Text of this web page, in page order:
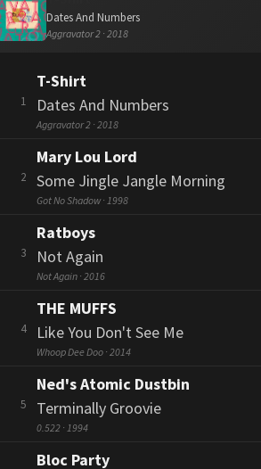
Dates And Numbers
Aggravator 2 · 2018
1
T-Shirt
Dates And Numbers
Aggravator 2 · 2018
2
Mary Lou Lord
Some Jingle Jangle Morning
Got No Shadow · 1998
3
Ratboys
Not Again
Not Again · 2016
4
THE MUFFS
Like You Don't See Me
Whoop Dee Doo · 2014
5
Ned's Atomic Dustbin
Terminally Groovie
0.522 · 1994
Bloc Party